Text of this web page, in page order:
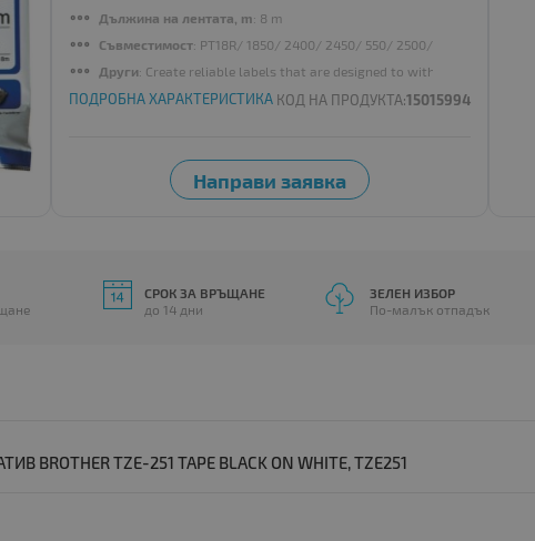
Дължина на лентата, m: 8 m
Съвместимост: PT18R/ 1850/ 2400/ 2450/ 550/ 2500/ 1830/ 2430/
Други: Create reliable labels that are designed to withstand
ПОДРОБНА ХАРАКТЕРИСТИКА КОД НА ПРОДУКТА:15015994
СРОК ЗА ВРЪЩАНЕ
до 14 дни
ЗЕЛЕН ИЗБОР
По-малък отпадък
TZE-251 TAPE BLACK ON WHITE, TZE251